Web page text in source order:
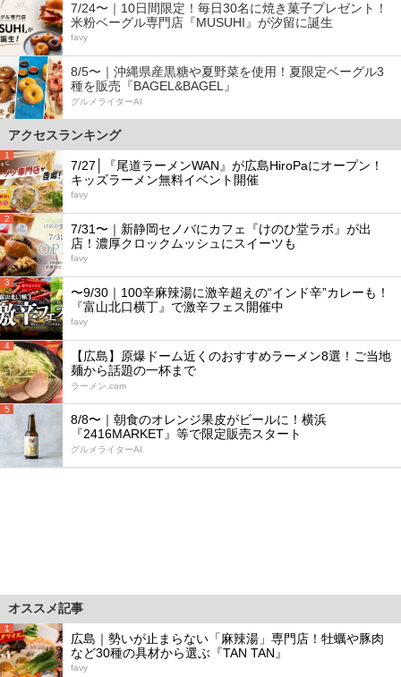
7/24〜｜10日間限定！毎日30名に焼き菓子プレゼント！
米粉ベーグル専門店『MUSUHI』が汐留に誕生
favy
8/5〜｜沖縄県産黒糖や夏野菜を使用！夏限定ベーグル3
種を販売『BAGEL&BAGEL』
グルメライターAI
アクセスランキング
1
7/27│『尾道ラーメンWAN』が広島HiroPaにオープン！
キッズラーメン無料イベント開催
favy
2
7/31〜｜新静岡セノバにカフェ『けのひ堂ラボ』が出
店！濃厚クロックムッシュにスイーツも
favy
3
〜9/30｜100辛麻辣湯に激辛超えの“インド辛”カレーも！
『富山北口横丁』で激辛フェス開催中
favy
4
【広島】原爆ドーム近くのおすすめラーメン8選！ご当地
麺から話題の一杯まで
ラーメン.com
5
8/8〜｜朝食のオレンジ果皮がビールに！横浜
『2416MARKET』等で限定販売スタート
グルメライターAI
オススメ記事
1
広島｜勢いが止まらない「麻辣湯」専門店！牡蠣や豚肉
など30種の具材から選ぶ『TAN TAN』
favy